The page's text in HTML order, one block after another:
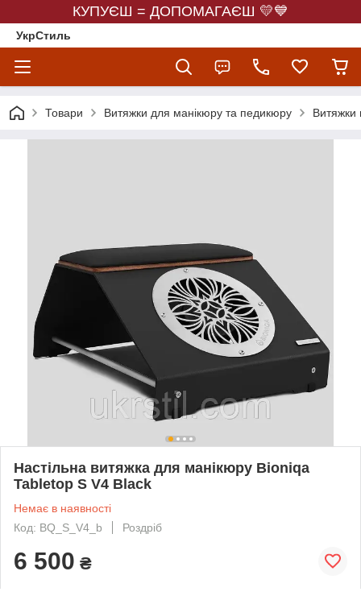
КУПУЄШ = ДОПОМАГАЄШ 💛💙
УкрСтиль
Товари Витяжки для манікюру та педикюру Витяжки
Настільна витяжка для манікюру Bioniqa
Tabletop S V4 Black
Немає в наявності
Код: BQ_S_V4_b
Роздріб
6 500 ₴